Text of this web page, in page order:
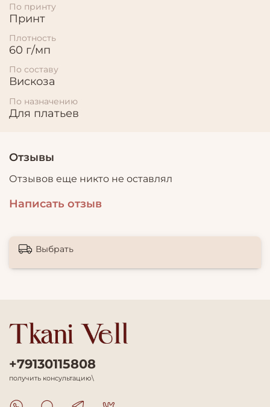
По принту
Принт
Плотность
60 г/мп
По составу
Вискоза
По назначению
Для платьев
Отзывы
Отзывов еще никто не оставлял
Написать отзыв
Выбрать
+79130115808
получить консультацию\